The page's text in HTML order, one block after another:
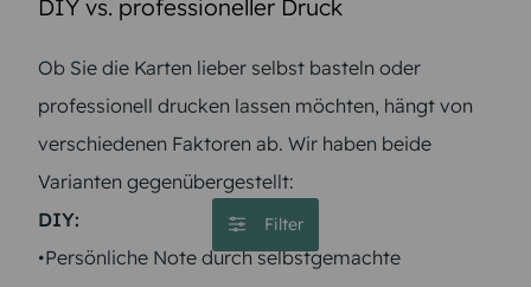
Filter
DIY vs. professioneller Druck
Ob Sie die Karten lieber selbst basteln oder
professionell drucken lassen möchten, hängt von
verschiedenen Faktoren ab. Wir haben beide
Varianten gegenübergestellt:
DIY:
•Persönliche Note durch selbstgemachte